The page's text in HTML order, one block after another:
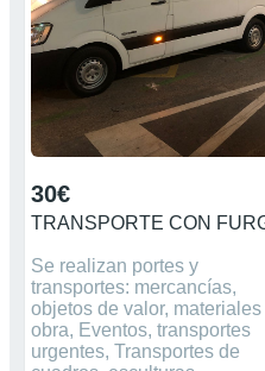
30€
Se realizan portes y
transportes: mercancías,
objetos de valor, materiales
obra, Eventos, transportes
urgentes, Transportes de